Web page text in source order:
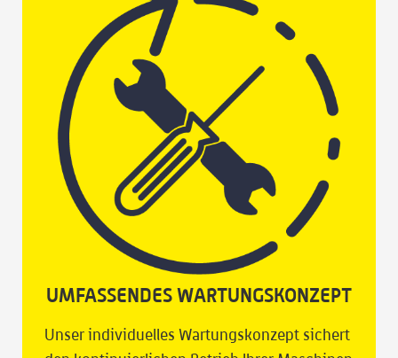
UMFASSENDES WARTUNGSKONZEPT
Unser individuelles Wartungskonzept sichert